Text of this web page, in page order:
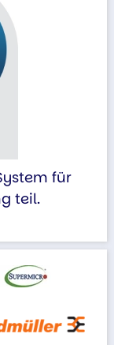
für
teil.